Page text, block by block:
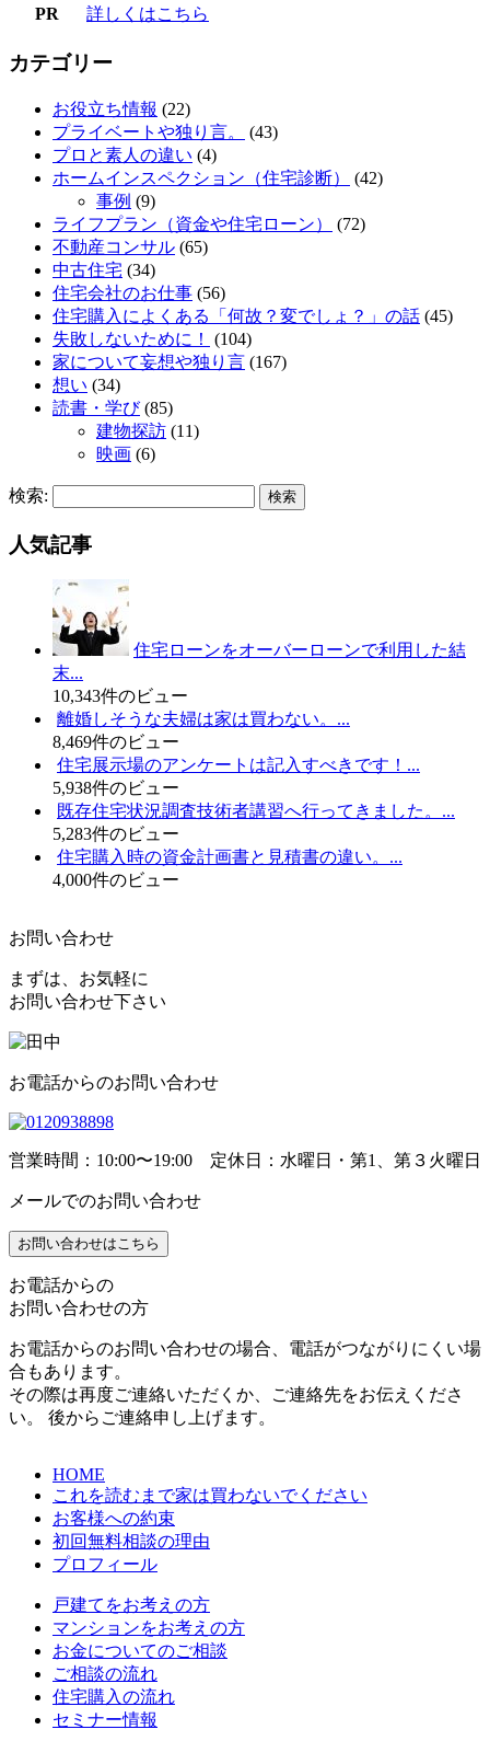
PR
詳しくはこちら
カテゴリー
お役立ち情報 (22)
プライベートや独り言。
(43)
プロと素人の違い (4)
ホームインスペクション（住宅診断）
(42)
事例 (9)
ライフプラン（資金や住宅ローン）
(72)
不動産コンサル (65)
中古住宅 (34)
住宅会社のお仕事 (56)
住宅購入によくある「何故？変でしょ？」の話 (45)
失敗しないために！
(104)
家について妄想や独り言 (167)
想い (34)
読書・学び(85)
建物探訪 (11)
映画 (6)
検索:
人気記事
住宅ローンをオーバーローンで利用した結
末...
10,343件のビュー
離婚しそうな夫婦は家は買わない。...
8,469件のビュー
住宅展示場のアンケートは記入すべきです！...
5,938件のビュー
既存住宅状況調査技術者講習へ行ってきました。...
5,283件のビュー
住宅購入時の資金計画書と見積書の違い。...
4,000件のビュー
お問い合わせ
まずは、お気軽に
お問い合わせ下さい
お電話からのお問い合わせ
営業時間：10:00〜19:00 定休日：水曜日・第1、第３火曜日
メールでのお問い合わせ
お問い合わせはこちら
お電話からの
お問い合わせの方
お電話からのお問い合わせの場合、電話がつながりにくい場
合もあります。
その際は再度ご連絡いただくか、ご連絡先をお伝えくださ
い。 後からご連絡申し上げます。
HOME
これを読むまで家は買わないでください
お客様への約束
初回無料相談の理由
プロフィール
戸建てをお考えの方
マンションをお考えの方
お金についてのご相談
ご相談の流れ
住宅購入の流れ
セミナー情報